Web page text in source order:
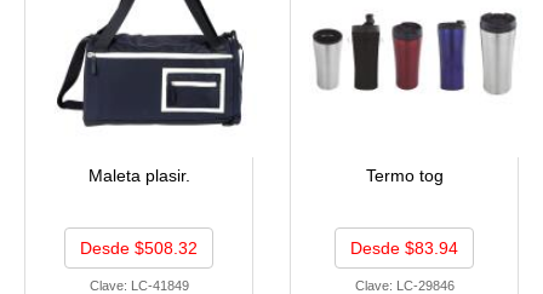
Maleta plasir.
Desde $508.32
Clave: LC-41849
Termo tog
Desde $83.94
Clave: LC-29846